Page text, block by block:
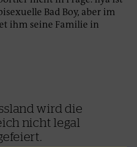
Bad Boy, aber im
ihm seine Familie in
wird die
nicht legal